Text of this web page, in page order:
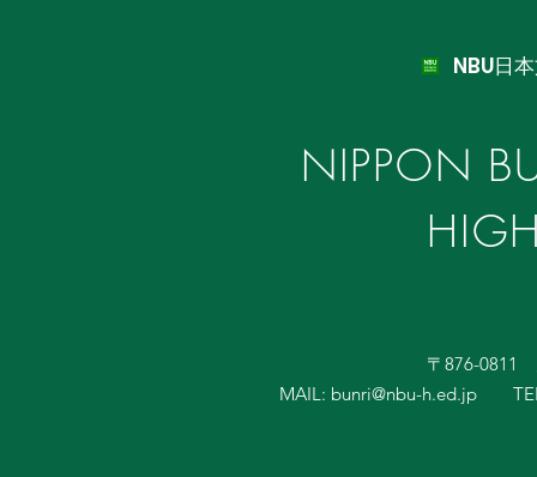
NBU日
NIPPON
〒876-0811
MAIL: bunri@nbu-h.ed.jp